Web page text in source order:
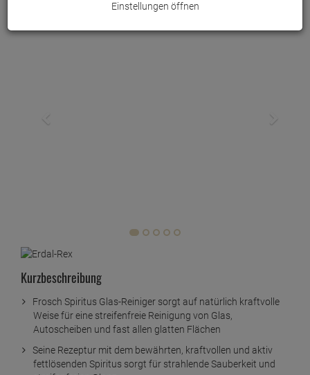
Kurzbeschreibung
Frosch Spiritus Glas-Reiniger sorgt auf natürlich kraftvolle
Weise für eine streifenfreie Reinigung von Glas,
Autoscheiben und fast allen glatten Flächen
Seine Rezeptur mit dem bewährten, kraftvollen und aktiv
fettlösenden Spiritus sorgt für strahlende Sauberkeit und
Einstellungen öffnen